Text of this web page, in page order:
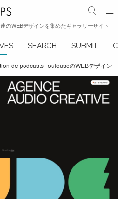
のWEBデザインを集めたギャラリーサイト
SEARCH SUBMIT
de podcasts ToulouseのWEBデザイン